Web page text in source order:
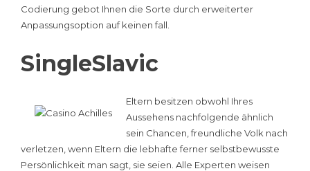
Codierung gebot Ihnen die Sorte durch erweiterter
Anpassungsoption auf keinen fall.
SingleSlavic
Eltern besitzen obwohl Ihres
Aussehens nachfolgende ähnlich
sein Chancen, freundliche Volk nach
verletzen, wenn Eltern die lebhafte ferner selbstbewusste
Persönlichkeit man sagt, sie seien. Alle Experten weisen